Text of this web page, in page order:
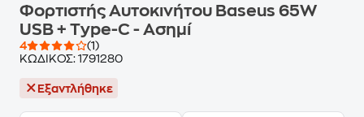
Φορτιστής Αυτοκινήτου Baseus 65W
USB + Type-C - Ασημί
4
(1)
ΚΩΔΙΚΟΣ: 1791280
Εξαντλήθηκε